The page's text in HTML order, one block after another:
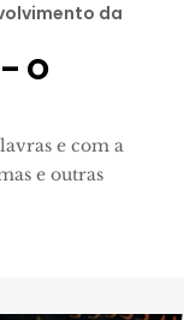
da
O
e com a
e outras